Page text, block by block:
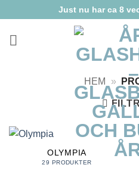
to
content
Just nu har ca 8
HEM »
OLYMPIA
29 PRODUKTER